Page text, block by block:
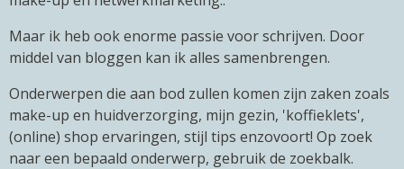
Maar ik heb ook enorme passie voor schrijven. Door
middel van bloggen kan ik alles samenbrengen.
Onderwerpen die aan bod zullen komen zijn zaken zoals
make-up en huidverzorging, mijn gezin, 'koffieklets',
(online) shop ervaringen, stijl tips enzovoort! Op zoek
naar een bepaald onderwerp, gebruik de zoekbalk.